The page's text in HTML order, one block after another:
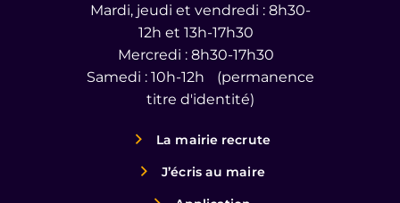
Mardi, jeudi et vendredi : 8h30-
12h et 13h-17h30
Mercredi : 8h30-17h30
Samedi : 10h-12h (permanence
titre d'identité)
La mairie recrute
J’écris au maire